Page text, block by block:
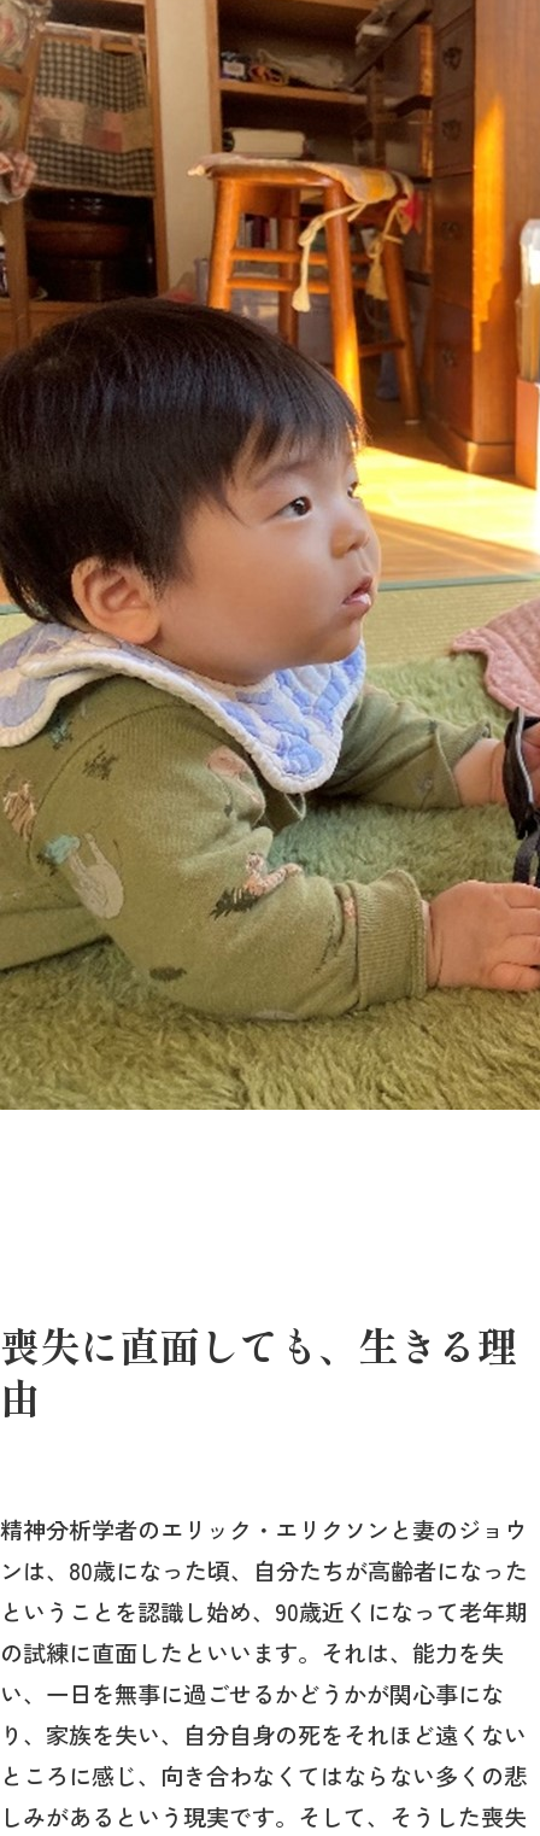
喪失に直面しても、生きる理
由
精神分析学者のエリック・エリクソンと妻のジョウ
ンは、80歳になった頃、自分たちが高齢者になった
ということを認識し始め、90歳近くになって老年期
の試練に直面したといいます。それは、能力を失
い、一日を無事に過ごせるかどうかが関心事にな
り、家族を失い、自分自身の死をそれほど遠くない
ところに感じ、向き合わなくてはならない多くの悲
しみがあるという現実です。そして、そうした喪失